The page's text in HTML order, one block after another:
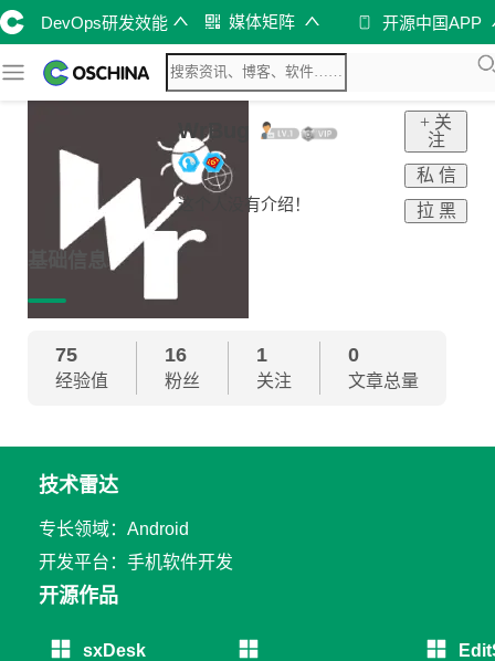
DevOps研发效能 媒体矩阵 开源中国APP
WrBug
这个人没有介绍！
+ 关
注
私 信
拉 黑
75
经验值
16
粉丝
1
关注
0
文章总量
技术雷达
专长领域：Android
开发平台：手机软件开发
开源作品
sxDesk